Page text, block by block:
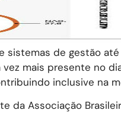
de gestão
mais presente no
inclusive na
Associação